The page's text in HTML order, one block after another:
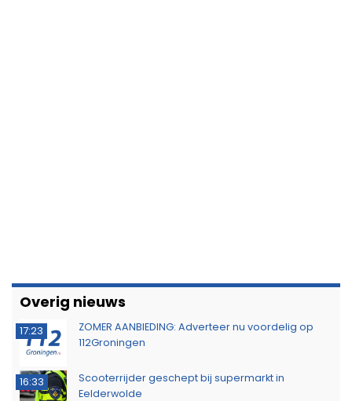
Overig nieuws
17:23
ZOMER AANBIEDING: Adverteer nu voordelig op
112Groningen
16:33
Scooterrijder geschept bij supermarkt in
Eelderwolde